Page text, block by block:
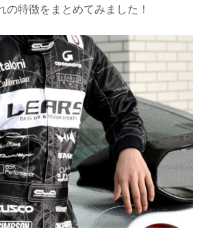
の特徴をまとめてみました！